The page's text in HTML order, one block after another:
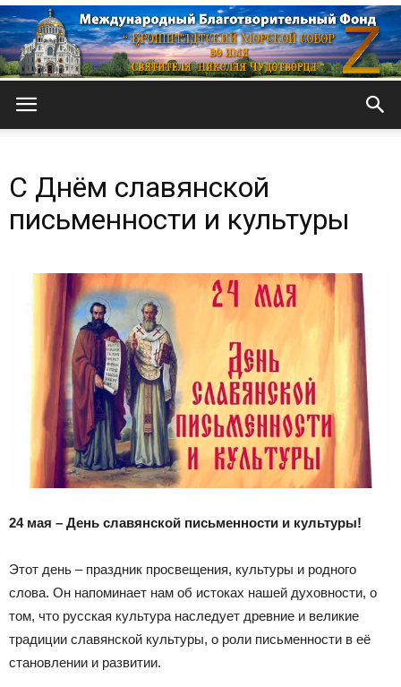
Морской
собор
С Днём славянской
письменности и культуры
24 мая – День славянской письменности и культуры!
Этот день – праздник просвещения, культуры и родного
слова. Он напоминает нам об истоках нашей духовности, о
том, что русская культура наследует древние и великие
традиции славянской культуры, о роли письменности в её
становлении и развитии.